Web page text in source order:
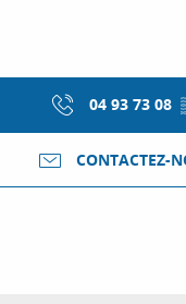
04 93 73 08
CONTACTEZ-